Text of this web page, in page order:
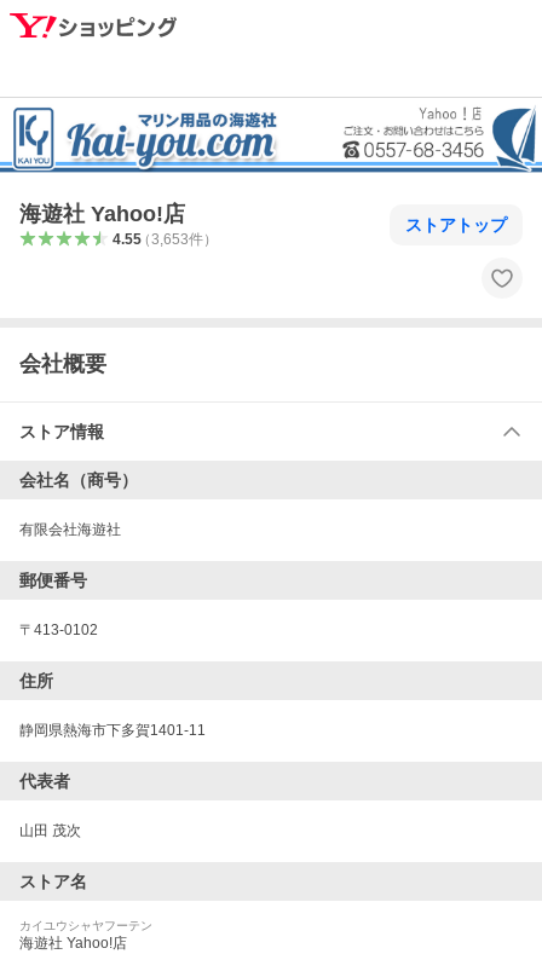
海遊社 Yahoo!店
4.55（3,653件）
ストアトップ
会社概要
ストア情報
会社名（商号）
有限会社海遊社
郵便番号
〒 413-0102
住所
静岡県熱海市下多賀1401-11
代表者
山田 茂次
ストア名
カイユウシャヤフーテン
海遊社 Yahoo!店